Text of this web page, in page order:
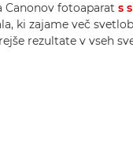
Canonov fotoaparat s
ki zajame več
rezultate v vseh